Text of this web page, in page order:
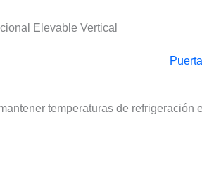
Elevable Vertical
temperaturas de refrigeración